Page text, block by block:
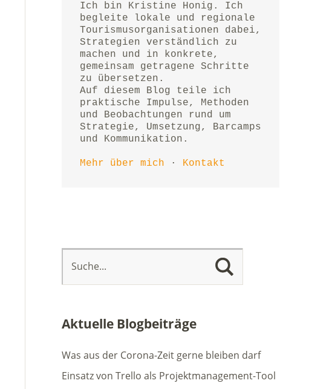
Ich bin Kristine Honig. Ich
begleite lokale und regionale
Tourismusorganisationen dabei,
Strategien verständlich zu
machen und in konkrete,
gemeinsam getragene Schritte
zu übersetzen.
Auf diesem Blog teile ich
praktische Impulse, Methoden
und Beobachtungen rund um
Strategie, Umsetzung, Barcamps
und Kommunikation.
Mehr über mich · Kontakt
Aktuelle Blogbeiträge
Was aus der Corona-Zeit gerne bleiben darf
Einsatz von Trello als Projektmanagement-Tool